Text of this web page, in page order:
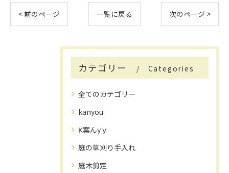
< 前のページ 一覧に戻る 次のページ >
カテゴリー Categories
全てのカテゴリー
kanyou
K案んyｙ
庭の草刈り手入れ
庭木剪定